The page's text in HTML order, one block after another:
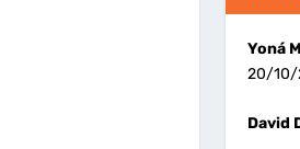
Yoná
20/10/
David